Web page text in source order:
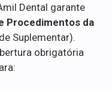
Dental garante
Procedimentos da
Suplementar).
obrigatória